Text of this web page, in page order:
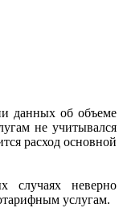
данных об объеме
не учитывался
расход основной
случаях неверно
услугам.